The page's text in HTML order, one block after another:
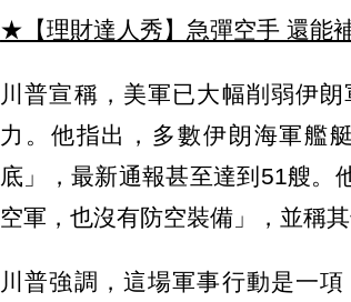
★【理財達人秀】急彈空手 還能
川普宣稱，美軍已大幅削弱伊
力。他指出，多數伊朗海軍艦
底」，最新通報甚至達到51艘。
空軍，也沒有防空裝備」，並稱
川普強調，這場軍事行動是一